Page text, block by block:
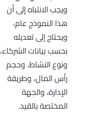
ويجب الانتباه إلى أن
هذا النموذج عام،
ويحتاج إلى تعديله
بحسب بيانات الشركاء،
ونوع النشاط، وحجم
رأس المال، وطريقة
الإدارة، والجهة
المختصة بالقيد.